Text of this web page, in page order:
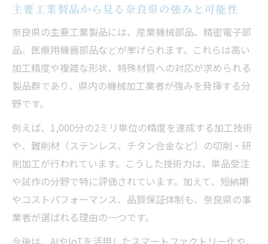
主要工業製品から見る奈良県の強みと可能性
奈良県の主要工業製品には、産業機械部品、精密電子部
品、医療用機器部品などが挙げられます。これらは高い
加工精度や複雑な形状、特殊材質への対応が求められる
製品群であり、県内の機械加工業者が強みを発揮する分
野です。
例えば、1,000分の2ミリ単位の精度を達成する加工技術
や、難削材（ステンレス、チタン合金など）の切削・研
削加工が行われています。こうした技術力は、単品受注
や試作の分野で特に評価されています。加えて、短納期
やコストパフォーマンス、品質保証体制も、奈良県の事
業者が選ばれる理由の一つです。
今後は、AIやIoTを活用したスマートファクトリー化や、